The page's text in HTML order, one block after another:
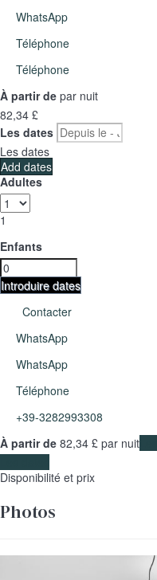
WhatsApp
Téléphone
Téléphone
À partir de par nuit
82,34 £
Les dates
Les dates
Add dates
Adultes
1
Enfants
Introduire dates
Contacter
WhatsApp
WhatsApp
Téléphone
+39-3282993308
À partir de 82,34 £ par nuit
Disponibilité et prix
Photos